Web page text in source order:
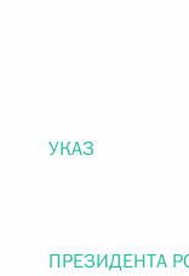
УКАЗ
ПРЕЗИДЕНТА